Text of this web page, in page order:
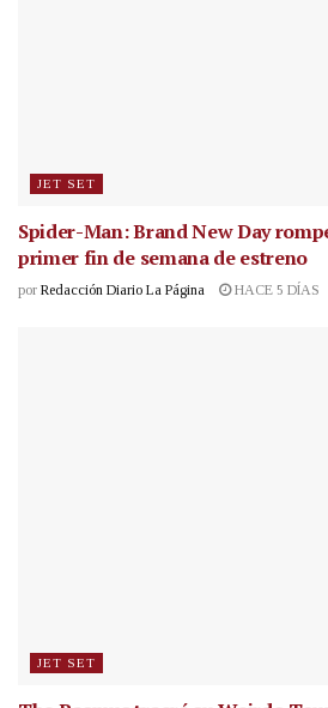
JET SET
Spider-Man: Brand New Day
primer fin de semana de estreno
por Redacción Diario La Página HACE 5 DÍAS
JET SET